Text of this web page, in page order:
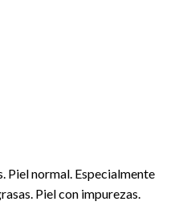
Piel normal. Especialmente
Piel con impurezas.